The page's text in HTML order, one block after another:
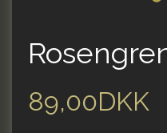
89,00DKK